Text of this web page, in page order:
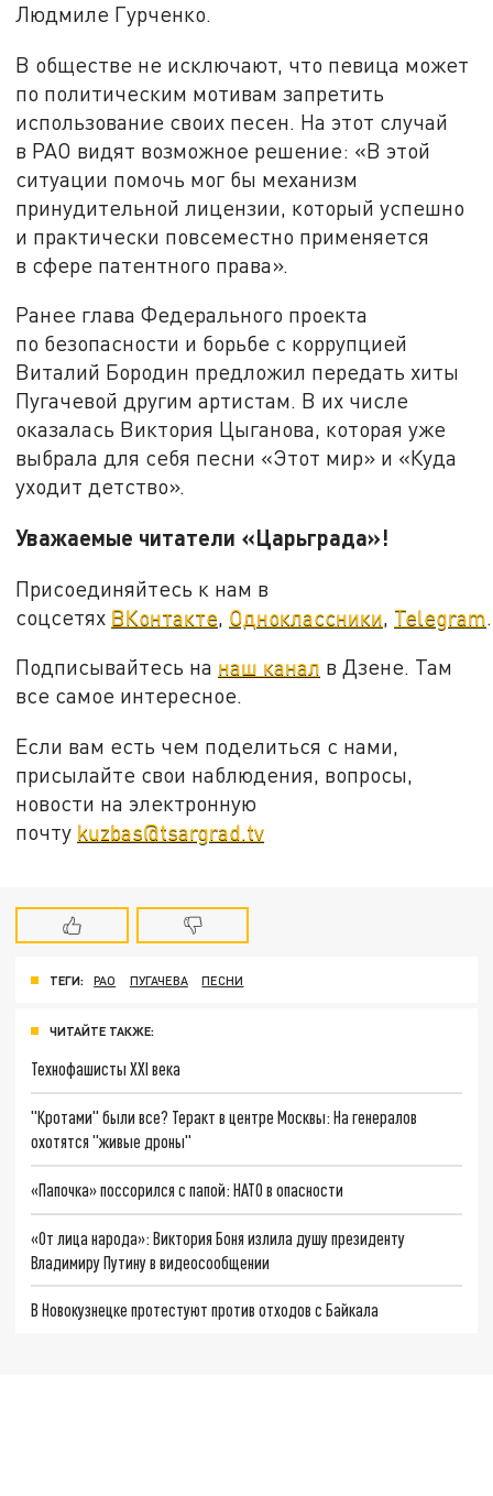
Людмиле Гурченко.
В обществе не исключают, что певица может
по политическим мотивам запретить
использование своих песен. На этот случай
в РАО видят возможное решение: «В этой
ситуации помочь мог бы механизм
принудительной лицензии, который успешно
и практически повсеместно применяется
в сфере патентного права».
Ранее глава Федерального проекта
по безопасности и борьбе с коррупцией
Виталий Бородин предложил передать хиты
Пугачевой другим артистам. В их числе
оказалась Виктория Цыганова, которая уже
выбрала для себя песни «Этот мир» и «Куда
уходит детство».
Уважаемые читатели «Царьграда»!
Присоединяйтесь к нам в
соцсетях ВКонтакте, Одноклассники, Telegram.
Подписывайтесь на наш канал в Дзене. Там
все самое интересное.
Если вам есть чем поделиться с нами,
присылайте свои наблюдения, вопросы,
новости на электронную
почту kuzbas@tsargrad.tv
ТЕГИ: РАО ПУГАЧЕВА ПЕСНИ
ЧИТАЙТЕ ТАКЖЕ:
Технофашисты XXI века
"Кротами" были все? Теракт в центре Москвы: На генералов
охотятся "живые дроны"
«Папочка» поссорился с папой: НАТО в опасности
«От лица народа»: Виктория Боня излила душу президенту
Владимиру Путину в видеосообщении
В Новокузнецке протестуют против отходов с Байкала